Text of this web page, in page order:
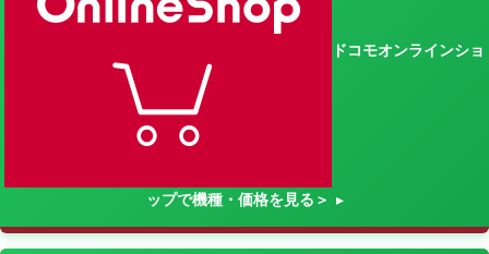
ドコモオンラインショ
ップで機種・価格を見る＞